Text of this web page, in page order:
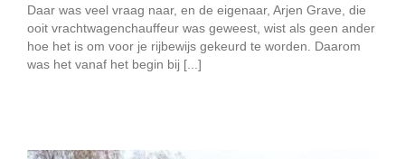
Daar was veel vraag naar, en de eigenaar, Arjen Grave, die
ooit vrachtwagenchauffeur was geweest, wist als geen ander
hoe het is om voor je rijbewijs gekeurd te worden. Daarom
was het vanaf het begin bij [...]